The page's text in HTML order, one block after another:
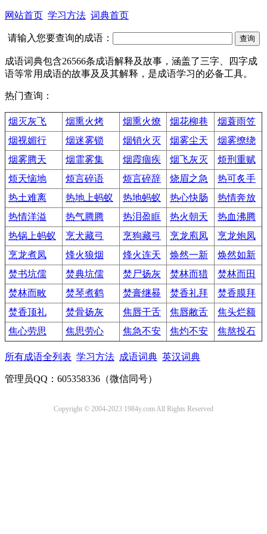
网站首页 学习方法 词典首页
请输入您要查询的成语：
成语词典包含26566条成语解释及故事，涵盖了三字、四字成
语等常用成语的故事及及其解释，是成语学习的必备工具。
热门查询：
烟灭灰飞 烟熏火烤 烟熏火燎 烟花柳巷
烟蓑雨笠
烟视媚行
烟迷雾锁 烟销火灭 烟雾尘天
烟雾缭绕
烟雾腾天
烟霏雾集 烟霞痼疾 烟飞灰灭
烦刑重赋
烦天恼地
烦言碎语 烦言碎辞 烧眉之急
热可炙手
热土难离
热地上蚂蚁 热地蚂蚁 热心快肠
热情奔放
热情洋溢
热气腾腾 热泪盈眶 热火朝天
热血沸腾
热锅上蚂蚁
烹犬藏弓 烹狗藏弓 烹龙庖凤
烹龙炮凤
烹龙煮凤
烽火狼烟 烽火连天 焕然一新
焕然如新
焚书坑儒
焚典坑儒 焚尸扬灰 焚林而猎
焚林而田
焚林而畋
焚琴煮鹤 焚膏继晷 焚香礼拜
焚香膜拜
焚香顶礼
焚骨扬灰 焦唇干舌 焦唇敝舌
焦头烂额
焦心劳思
焦思劳心 焦急不安 焦灼不安 焦熬投石
所有成语全列表 学习方法 成语词典 英汉词典
管理员QQ：605358336（微信同号）
Copyright © 2004-2023 1984y.com All Rights Reserved